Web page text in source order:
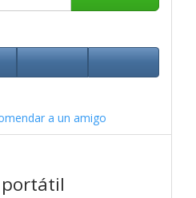
a un amigo